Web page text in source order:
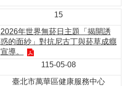
15
2026年世界無菸日主題「揭開誘
惑的面紗」對抗尼古丁與菸草成癮
宣導。
115-05-08
臺北市萬華區健康服務中心